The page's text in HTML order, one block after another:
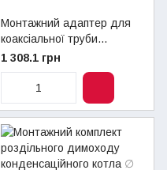
Монтажний адаптер для
коаксіальної труби
традиційного котла
∅60/100 мм
1 308.1 грн